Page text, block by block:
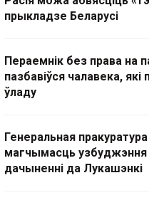
прыкладзе Беларусі
Пераемнік без права на
пазбавіўся чалавека,
ўладу
Генеральная
магчымасць узбуджэння
дачыненні да Лукашэнкі